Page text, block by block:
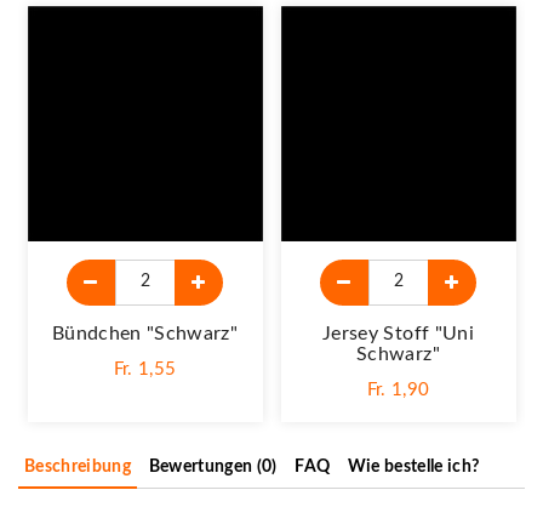
Bündchen "schwarz"
Fr. 1,55
Jersey Stoff "Uni
Schwarz"
Fr. 1,90
Beschreibung Bewertungen (0) FAQ Wie bestelle ich?